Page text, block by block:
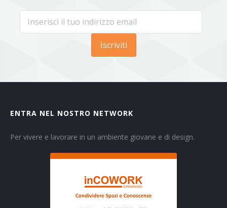
Iscriviti
ENTRA NEL NOSTRO NETWORK
Per vivere e lavorare in un ambiente giovane e di design.